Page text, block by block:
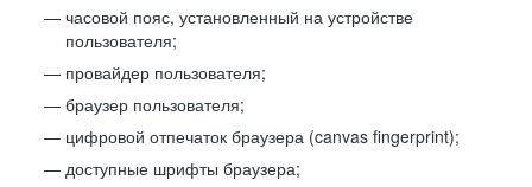
часовой пояс, установленный на устройстве
пользователя;
провайдер пользователя;
браузер пользователя;
цифровой отпечаток браузера (canvas fingerprint);
доступные шрифты браузера;